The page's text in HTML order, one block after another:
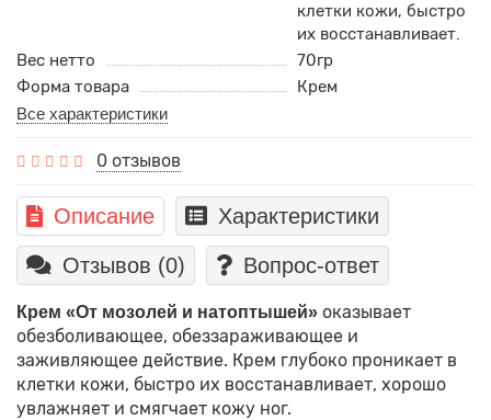
клетки кожи, быстро
их восстанавливает.
Вес нетто
70гр
Форма товара
Крем
Все характеристики
0 отзывов
Описание Характеристики
Отзывов (0) Вопрос-ответ
Крем «От мозолей и натоптышей» оказывает
обезболивающее, обеззараживающее и
заживляющее действие. Крем глубоко проникает в
клетки кожи, быстро их восстанавливает, хорошо
увлажняет и смягчает кожу ног.